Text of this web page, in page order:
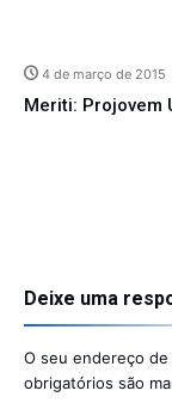
4 de março de 2015
Meriti: Projovem
Deixe uma
O seu endereço
obrigatórios são